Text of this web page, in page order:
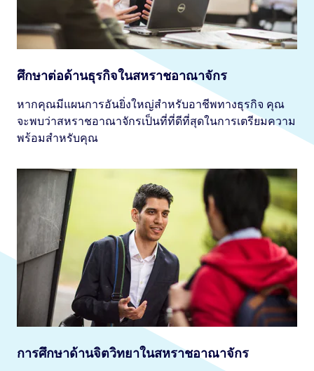
ศึกษาต่อด้านธุรกิจในสหราชอาณาจักร
หากคุณมีแผนการอันยิ่งใหญ่สำหรับอาชีพทางธุรกิจ คุณ
จะพบว่าสหราชอาณาจักรเป็นที่ที่ดีที่สุดในการเตรียมความ
พร้อมสำหรับคุณ
การศึกษาด้านจิตวิทยาในสหราชอาณาจักร